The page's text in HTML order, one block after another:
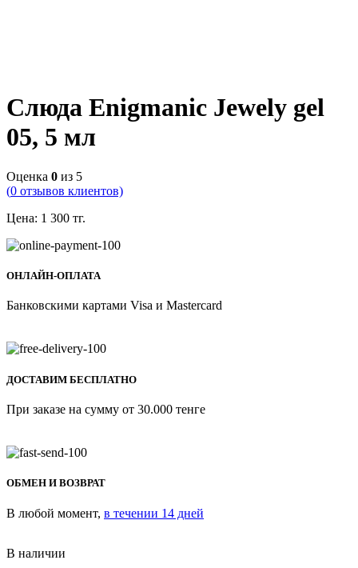
Слюда Enigmanic Jewely gel
05, 5 мл
Оценка 0 из 5
(0 отзывов клиентов)
Цена: 1 300 тг.
ОНЛАЙН-ОПЛАТА
Банковскими картами Visa и Mastercard
ДОСТАВИМ БЕСПЛАТНО
При заказе на сумму от 30.000 тенге
ОБМЕН И ВОЗВРАТ
В любой момент, в течении 14 дней
В наличии